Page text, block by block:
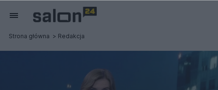
Strona główna Redakcja